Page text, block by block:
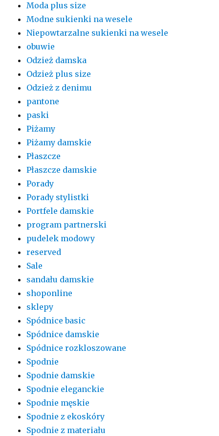
Moda plus size
Modne sukienki na wesele
Niepowtarzalne sukienki na wesele
obuwie
Odzież damska
Odzież plus size
Odzież z denimu
pantone
paski
Piżamy
Piżamy damskie
Płaszcze
Płaszcze damskie
Porady
Porady stylistki
Portfele damskie
program partnerski
pudelek modowy
reserved
Sale
sandału damskie
shoponline
sklepy
Spódnice basic
Spódnice damskie
Spódnice rozkloszowane
Spodnie
Spodnie damskie
Spodnie eleganckie
Spodnie męskie
Spodnie z ekoskóry
Spodnie z materiału